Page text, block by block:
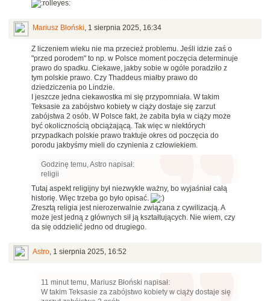
Mariusz Błoński, 1 sierpnia 2025, 16:34
Z liczeniem wieku nie ma przecież problemu. Jeśli idzie zaś o
"przed porodem" to np. w Polsce moment poczęcia determinuje
prawo do spadku. Ciekawe, jakby sobie w ogóle poradziło z
tym polskie prawo. Czy Thaddeus miałby prawo do
dziedziczenia po Lindzie.
I jeszcze jedna ciekawostka mi się przypomniała. W takim
Teksasie za zabójstwo kobiety w ciąży dostaje się zarzut
zabójstwa 2 osób. W Polsce fakt, że zabita była w ciąży może
być okolicznością obciążającą. Tak więc w niektórych
przypadkach polskie prawo traktuje okres od poczęcia do
porodu jakbyśmy mieli do czynienia z człowiekiem.
Godzinę temu, Astro napisał:
religii
Tutaj aspekt religijny był niezwykle ważny, bo wyjaśniał całą
historię. Więc trzeba go było opisać.
Zresztą religia jest nierozerwalnie związana z cywilizacją. A
może jest jedną z głównych sił ją kształtujących. Nie wiem, czy
da się oddzielić jedno od drugiego.
Astro, 1 sierpnia 2025, 16:52
11 minut temu, Mariusz Błoński napisał:
W takim Teksasie za zabójstwo kobiety w ciąży dostaje się